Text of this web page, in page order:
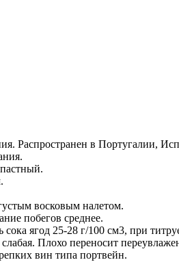
Распространен в Португалии,
восковым налетом.
побегов среднее.
ягод 25-28 г/100 см3, при
Плохо переносит
вин типа портвейн.